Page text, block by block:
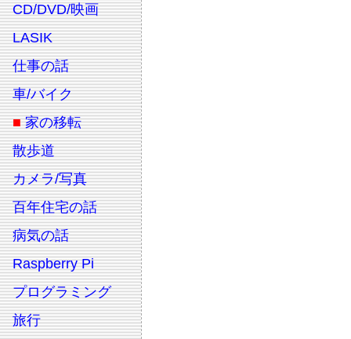
CD/DVD/映画
LASIK
仕事の話
車/バイク
■ 家の移転
散歩道
カメラ/写真
百年住宅の話
病気の話
Raspberry Pi
プログラミング
旅行